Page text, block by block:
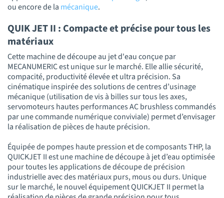
ou encore de la mécanique.
QUIK JET II : Compacte et précise pour tous les
matériaux
Cette machine de découpe au jet d'eau conçue par
MECANUMERIC est unique sur le marché. Elle allie sécurité,
compacité, productivité élevée et ultra précision. Sa
cinématique inspirée des solutions de centres d’usinage
mécanique (utilisation de vis à billes sur tous les axes,
servomoteurs hautes performances AC brushless commandés
par une commande numérique conviviale) permet d’envisager
la réalisation de pièces de haute précision.
Équipée de pompes haute pression et de composants THP, la
QUICKJET II est une machine de découpe à jet d’eau optimisée
pour toutes les applications de découpe de précision
industrielle avec des matériaux purs, mous ou durs. Unique
sur le marché, le nouvel équipement QUICKJET II permet la